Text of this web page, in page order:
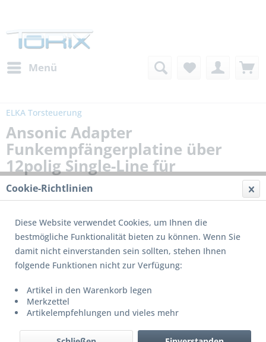
Menü
ELKA Torsteuerung
Ansonic Adapter
Funkempfängerplatine über
12polig Single-Line für
Hutschiene
Cookie-Richtlinien
Diese Website verwendet Cookies, um Ihnen die
bestmögliche Funktionalität bieten zu können. Wenn Sie
damit nicht einverstanden sein sollten, stehen Ihnen
folgende Funktionen nicht zur Verfügung:
Artikel in den Warenkorb legen
Merkzettel
Artikelempfehlungen und vieles mehr